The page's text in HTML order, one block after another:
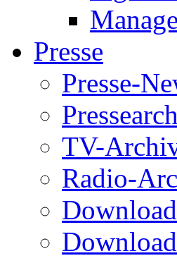
Presse
Presse-
TV-
Radio-
Download